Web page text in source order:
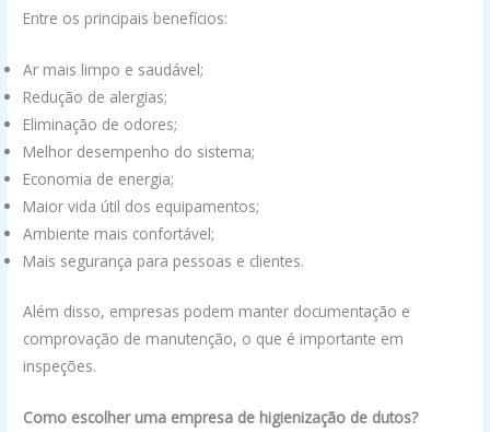
Entre os principais benefícios:
Ar mais limpo e saudável;
Redução de alergias;
Eliminação de odores;
Melhor desempenho do sistema;
Economia de energia;
Maior vida útil dos equipamentos;
Ambiente mais confortável;
Mais segurança para pessoas e clientes.
Além disso, empresas podem manter documentação e
comprovação de manutenção, o que é importante em
inspeções.
Como escolher uma empresa de higienização de dutos?